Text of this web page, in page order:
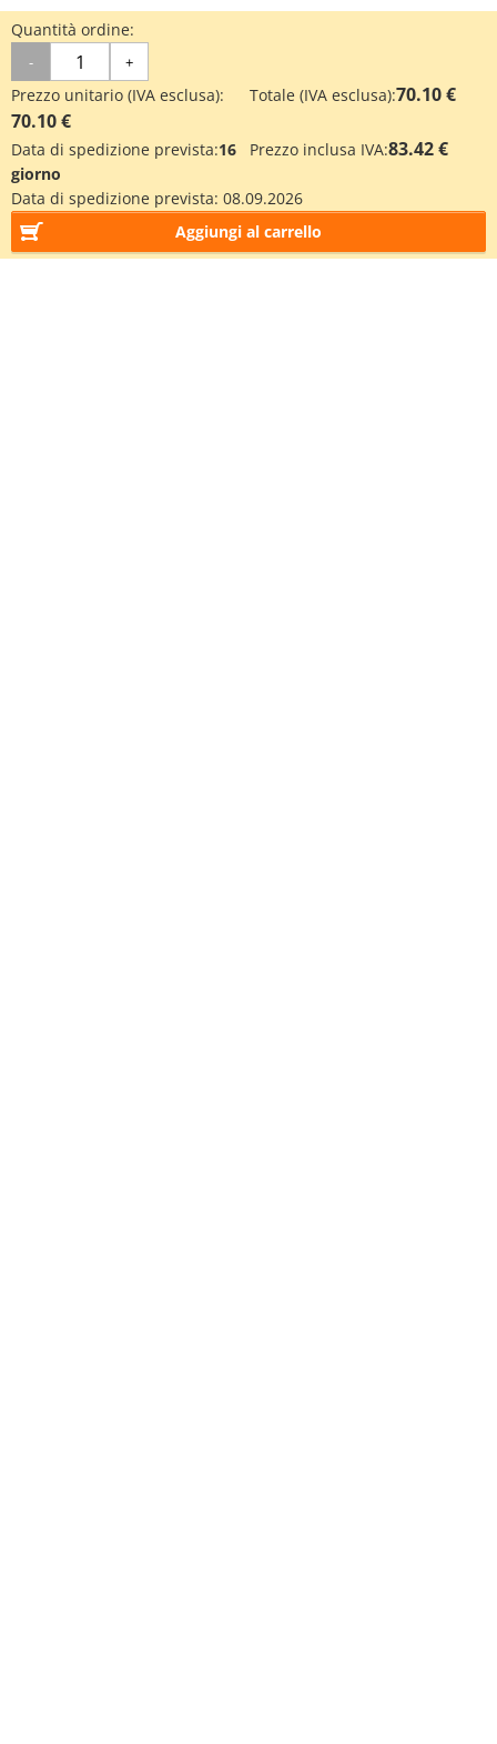
Quantità ordine:
- +
Prezzo unitario (IVA esclusa):
70.10 €
Totale (IVA esclusa):70.10 €
Data di spedizione prevista:16
giorno
Prezzo inclusa IVA:83.42 €
Data di spedizione prevista: 08.09.2026
Aggiungi al carrello